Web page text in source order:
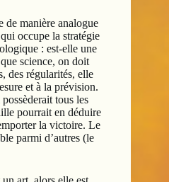
de manière analogue
occupe la stratégie
: est-elle une
science, on doit
des régularités, elle
et à la prévision.
tous les
pourrait en déduire
la victoire. Le
parmi d’autres (le